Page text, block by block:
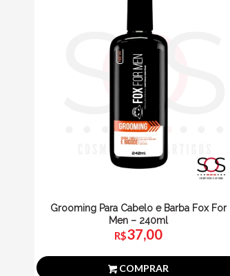
Grooming Para Cabelo e Barba Fox For
Men – 240ml
R$37,00
COMPRAR